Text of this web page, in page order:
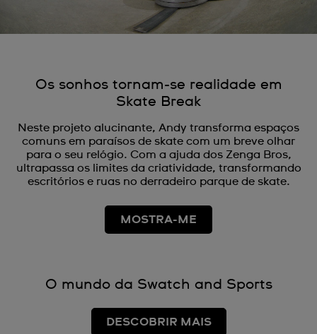
Os sonhos tornam-se realidade em
Skate Break
Neste projeto alucinante, Andy transforma espaços
comuns em paraísos de skate com um breve olhar
para o seu relógio. Com a ajuda dos Zenga Bros,
ultrapassa os limites da criatividade, transformando
escritórios e ruas no derradeiro parque de skate.
MOSTRA-ME
O mundo da Swatch and Sports
DESCOBRIR MAIS